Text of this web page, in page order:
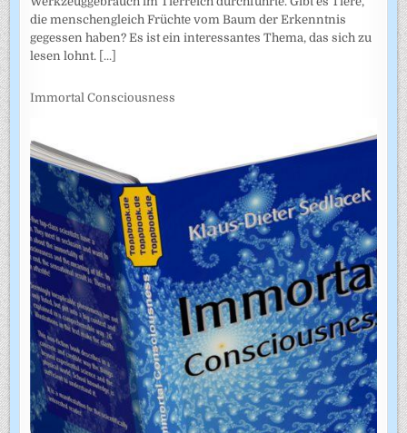
die menschengleich Früchte vom Baum der Erkenntnis
gegessen haben? Es ist ein interessantes Thema, das sich zu
lesen lohnt. [...]
Immortal Consciousness